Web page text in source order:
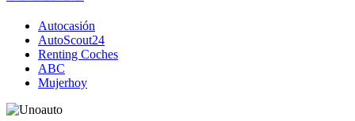
Autocasión
AutoScout24
Renting Coches
ABC
Mujerhoy